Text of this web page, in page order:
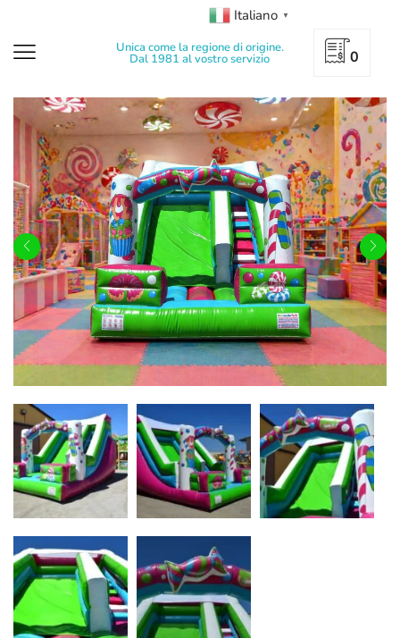
Italiano ▼
Unica come la regione di origine.
Dal 1981 al vostro servizio 0